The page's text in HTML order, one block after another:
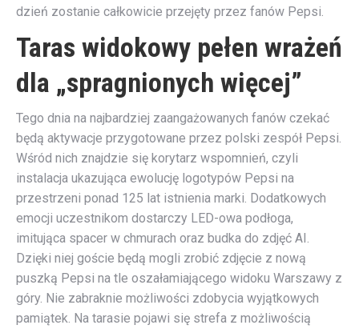
dzień zostanie całkowicie przejęty przez fanów Pepsi.
Taras widokowy pełen wrażeń
dla „spragnionych więcej”
Tego dnia na najbardziej zaangażowanych fanów czekać
będą aktywacje przygotowane przez polski zespół Pepsi.
Wśród nich znajdzie się korytarz wspomnień, czyli
instalacja ukazująca ewolucję logotypów Pepsi na
przestrzeni ponad 125 lat istnienia marki. Dodatkowych
emocji uczestnikom dostarczy LED-owa podłoga,
imitująca spacer w chmurach oraz budka do zdjęć AI.
Dzięki niej goście będą mogli zrobić zdjęcie z nową
puszką Pepsi na tle oszałamiającego widoku Warszawy z
góry. Nie zabraknie możliwości zdobycia wyjątkowych
pamiątek. Na tarasie pojawi się strefa z możliwością